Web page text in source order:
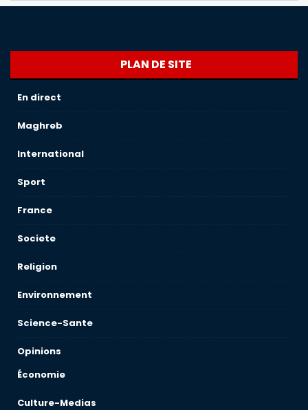
PLAN DE SITE
En direct
Maghreb
International
Sport
France
Societe
Religion
Environnement
Science-Sante
Opinions
Économie
Culture-Medias